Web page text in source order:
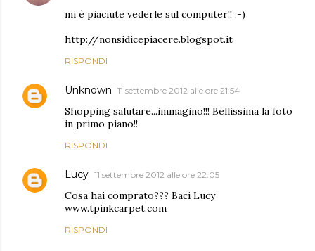
mi è piaciute vederle sul computer!! :-)
http://nonsidicepiacere.blogspot.it
RISPONDI
Unknown 11 settembre 2012 alle ore 21:54
Shopping salutare...immagino!!! Bellissima la foto
in primo piano!!
RISPONDI
Lucy 11 settembre 2012 alle ore 22:05
Cosa hai comprato??? Baci Lucy
www.tpinkcarpet.com
RISPONDI